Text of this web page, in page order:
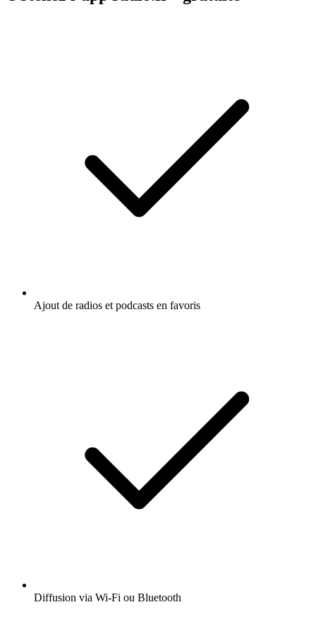
Ajout de radios et podcasts en favoris
Diffusion via Wi-Fi ou Bluetooth